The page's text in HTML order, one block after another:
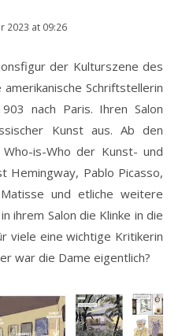
2023 at 09:26
der Kulturszene des
Schriftstellerin
nach Paris. Ihren Salon
Kunst aus. Ab den
is-Who der Kunst- und
Hemingway, Pablo Picasso,
und etliche weitere
ihrem Salon die Klinke in die
viele eine wichtige Kritikerin
war die Dame eigentlich?